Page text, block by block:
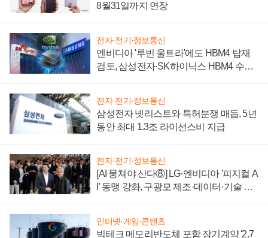
8월31일까지 연장
전자·전기·정보통신
엔비디아 '루빈 울트라'에도 HBM4 탑재
검토, 삼성전자·SK하이닉스 HBM4 수율
전자·전기·정보통신
삼성전자 넷리스트와 특허분쟁 매듭, 5년
동안 최대 1.3조 라이선스비 지급
전자·전기·정보통신
[AI 뭉쳐야 산다⑧] LG·엔비디아 '피지컬 A
I' 동맹 강화, 구광모 제조·데이터·기술 결
인터넷·게임·콘텐츠
빅테크 메모리반도체 포함 장기계약 '2.7